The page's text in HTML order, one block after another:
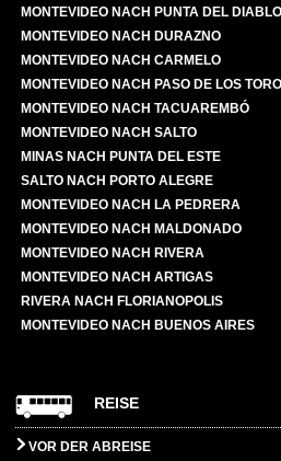
MONTEVIDEO NACH PUNTA DEL DIABLO
MONTEVIDEO NACH DURAZNO
MONTEVIDEO NACH CARMELO
MONTEVIDEO NACH PASO DE LOS
MONTEVIDEO NACH TACUAREMBÓ
MONTEVIDEO NACH SALTO
MINAS NACH PUNTA DEL ESTE
SALTO NACH PORTO ALEGRE
MONTEVIDEO NACH LA PEDRERA
MONTEVIDEO NACH MALDONADO
MONTEVIDEO NACH RIVERA
MONTEVIDEO NACH ARTIGAS
RIVERA NACH FLORIANOPOLIS
MONTEVIDEO NACH BUENOS AIRES
REISE
VOR DER ABREISE